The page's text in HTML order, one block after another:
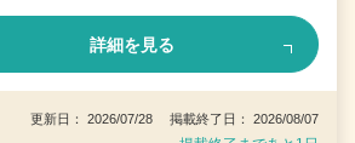
詳細を見る
更新日： 2026/07/28 掲載終了日： 2026/08/07